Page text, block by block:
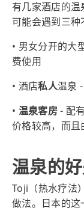
有几家酒店的
可能会遇到三种
• 男女分开的大
费使用
• 酒店私人温泉
• 温泉客房- 配
价格较高，而
温泉的
Toji（热水疗法
做法。日本的